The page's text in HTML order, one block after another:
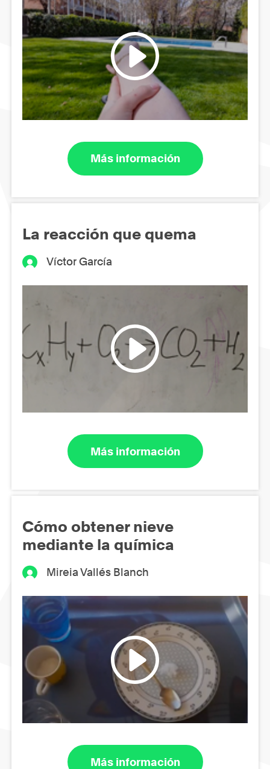
Más información
La reacción que quema
Víctor García
Más información
Cómo obtener nieve
mediante la química
Mireia Vallés Blanch
Más información